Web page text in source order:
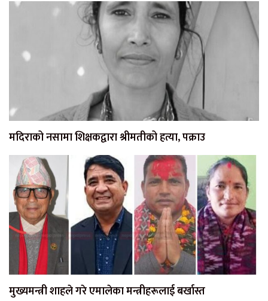
मदिराको नसामा शिक्षकद्वारा श्रीमतीको हत्या, पक्राउ
मुख्यमन्त्री शाहले गरे एमालेका मन्त्रीहरूलाई बर्खास्त